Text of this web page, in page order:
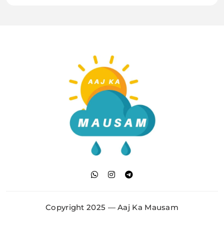
Aaj Ka Mausam | आज
जानकारी सबसे पहले
Copyright 2025 — Aaj Ka Mausam